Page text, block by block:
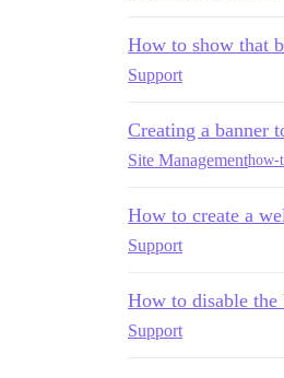
How to show that
Support
Creating a banner
Site Managementhow-
How to create a
Support
How to disable
Support